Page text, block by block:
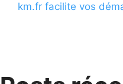
km.fr facilite vos